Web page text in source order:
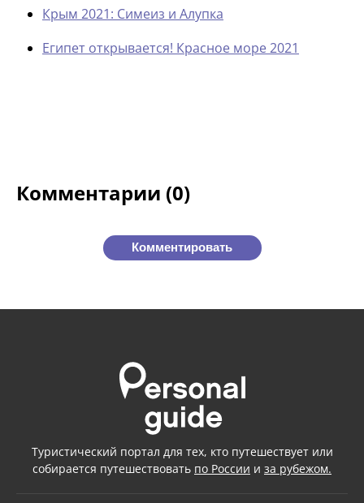
Крым 2021: Симеиз и Алупка
Египет открывается! Красное море 2021
Комментарии (0)
Комментировать
Туристический портал для тех, кто путешествует или
собирается путешествовать по России и за рубежом.